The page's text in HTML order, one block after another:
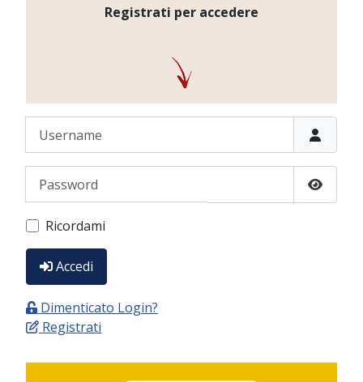
Registrati per accedere
Password
Show
Ricordami
Accedi
Dimenticato Login?
Registrati